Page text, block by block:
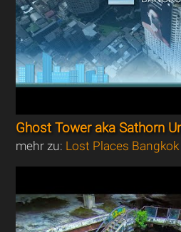
Ghost Tower aka Sathorn
mehr zu: Lost Places Bangkok